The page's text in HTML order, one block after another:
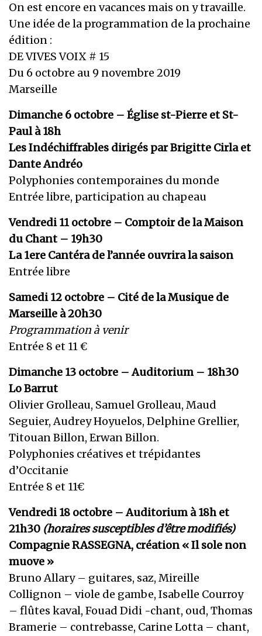
On est encore en vacances mais on y travaille.
Une idée de la programmation de la prochaine
édition :
DE VIVES VOIX # 15
Du 6 octobre au 9 novembre 2019
Marseille
Dimanche 6 octobre – Église st-Pierre et St-
Paul à 18h
Les Indéchiffrables dirigés par Brigitte Cirla et
Dante Andréo
Polyphonies contemporaines du monde
Entrée libre, participation au chapeau
Vendredi 11 octobre – Comptoir de la Maison
du Chant – 19h30
La 1ere Cantéra de l’année ouvrira la saison
Entrée libre
Samedi 12 octobre – Cité de la Musique de
Marseille à 20h30
Programmation à venir
Entrée 8 et 11 €
Dimanche 13 octobre – Auditorium – 18h30
Lo Barrut
Olivier Grolleau, Samuel Grolleau, Maud
Seguier, Audrey Hoyuelos, Delphine Grellier,
Titouan Billon, Erwan Billon.
Polyphonies créatives et trépidantes
d’Occitanie
Entrée 8 et 11€
Vendredi 18 octobre – Auditorium à 18h et
21h30 (horaires susceptibles d’être modifiés)
Compagnie RASSEGNA, création « Il sole non
muove »
Bruno Allary – guitares, saz, Mireille
Collignon – viole de gambe, Isabelle Courroy
– flûtes kaval, Fouad Didi -chant, oud, Thomas
Bramerie – contrebasse, Carine Lotta – chant,